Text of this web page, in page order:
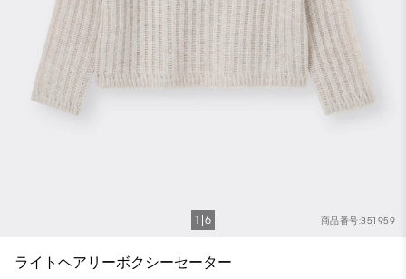
商品番号:351959
1 6
ライトヘアリーボクシーセーター